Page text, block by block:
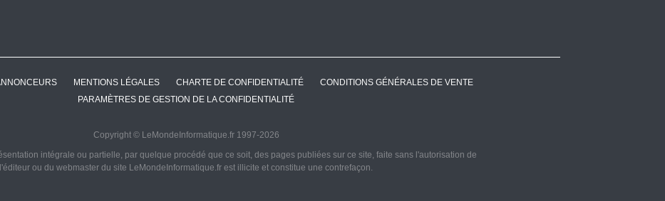
MENTIONS LÉGALES CHARTE DE CONFIDENTIALITÉ
CONDITIONS GÉNÉRALES DE VENTE
PARAMÈTRES DE GESTION DE LA CONFIDENTIALITÉ
Copyright © LeMondeInformatique.fr 1997-2026
intégrale ou partielle, par quelque procédé que ce soit, des pages publiées sur ce site, faite sans l'autorisation de
l'éditeur ou du webmaster du site LeMondeInformatique.fr est illicite et constitue une contrefaçon.